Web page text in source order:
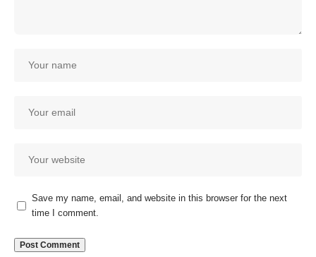
Save my name, email, and website in this browser for the next
time I comment.